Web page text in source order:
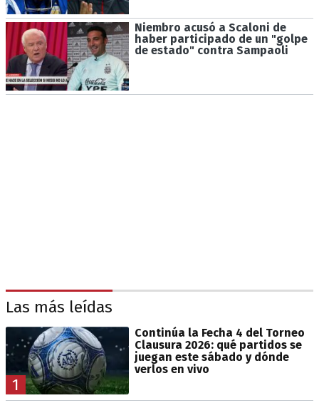
Niembro acusó a Scaloni de
haber participado de un "golpe
de estado" contra Sampaoli
Las más leídas
1
Continúa la Fecha 4 del Torneo
Clausura 2026: qué partidos se
juegan este sábado y dónde
verlos en vivo